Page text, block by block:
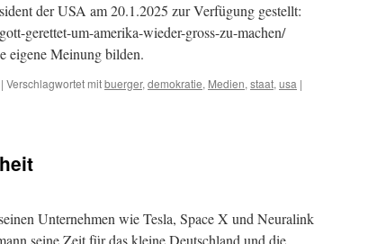
der USA am 20.1.2025 zur Verfügung gestellt:
gerettet-um-amerika-wieder-gross-zu-machen/
eigene Meinung bilden.
| Verschlagwortet mitbuerger, demokratie, Medien, staat, usa |
Unternehmen wie Tesla, Space X und Neuralink
seine Zeit für das kleine Deutschland und die